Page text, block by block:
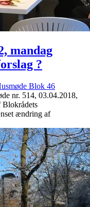
mandag
?
Blok 46
nr. 514, 03.04.2018,
ændring af